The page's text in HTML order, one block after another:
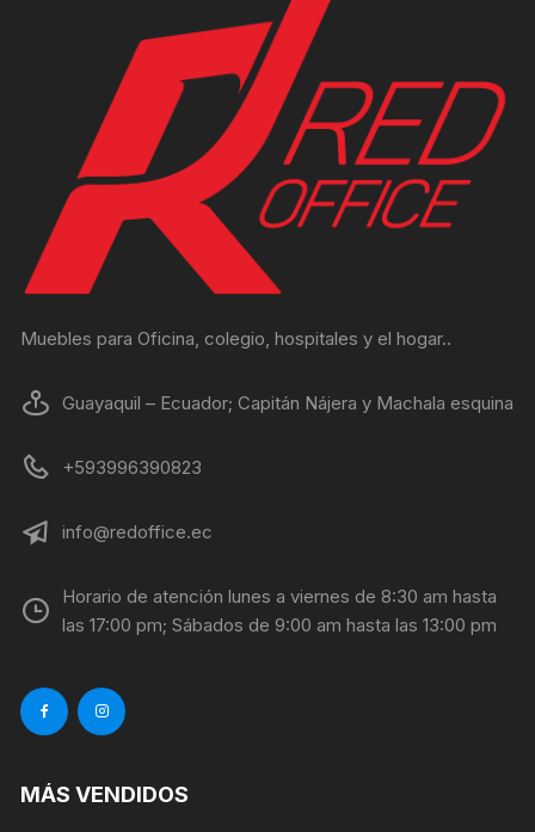
Muebles para Oficina, colegio, hospitales y el hogar..
Guayaquil – Ecuador; Capitán Nájera y Machala esquina
+593996390823
info@redoffice.ec
Horario de atención lunes a viernes de 8:30 am hasta
las 17:00 pm; Sábados de 9:00 am hasta las 13:00 pm
MÁS VENDIDOS